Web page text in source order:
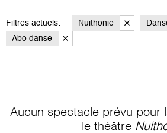
Filtres actuels: Nuithonie
Abo danse
Aucun spectacle prévu pour
le théâtre